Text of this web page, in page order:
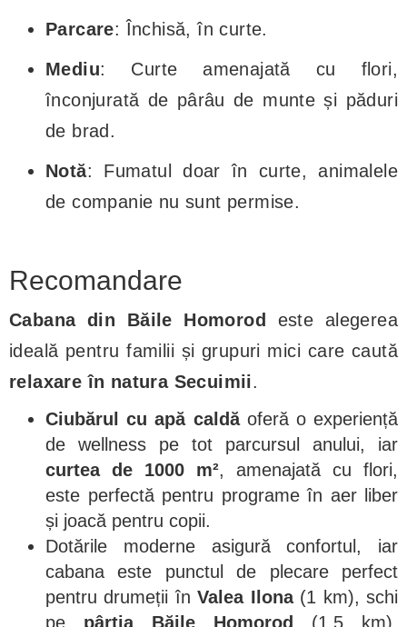
Parcare: Închisă, în curte.
Mediu: Curte amenajată cu flori,
înconjurată de pârâu de munte și păduri
de brad.
Notă: Fumatul doar în curte, animalele
de companie nu sunt permise.
Recomandare
Cabana din Băile Homorod
este alegerea
ideală pentru familii și grupuri mici care caută
relaxare în natura Secuimii.
Ciubărul cu apă caldăoferă o experiență
de wellness pe tot parcursul anului, iar
curtea de 1000 m², amenajată cu flori,
este perfectă pentru programe în aer liber
și joacă pentru copii.
Dotările moderne asigură confortul, iar
cabana este punctul de plecare perfect
pentru drumeții înValea Ilona(1 km), schi
pe pârtia Băile Homorod (1,5 km),